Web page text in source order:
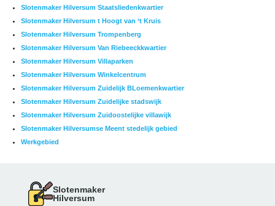
Slotenmaker Hilversum Staatsliedenkwartier
Slotenmaker Hilversum t Hoogt van ‘t Kruis
Slotenmaker Hilversum Trompenberg
Slotenmaker Hilversum Van Riebeeckkwartier
Slotenmaker Hilversum Villaparken
Slotenmaker Hilversum Winkelcentrum
Slotenmaker Hilversum Zuidelijk BLoemenkwartier
Slotenmaker Hilversum Zuidelijke stadswijk
Slotenmaker Hilversum Zuidoostelijke villawijk
Slotenmaker Hilversumse Meent stedelijk gebied
Werkgebied
Slotenmaker
Hilversum